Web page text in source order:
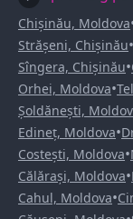
Chișinău, Moldova
Strășeni, Chișinău•
Sîngera, Chișinău•
Orhei, Moldova•
Șoldănești,
Edineț, Moldova•
Costești, Moldova•
Călărași, Moldova•
Cahul, Moldova•